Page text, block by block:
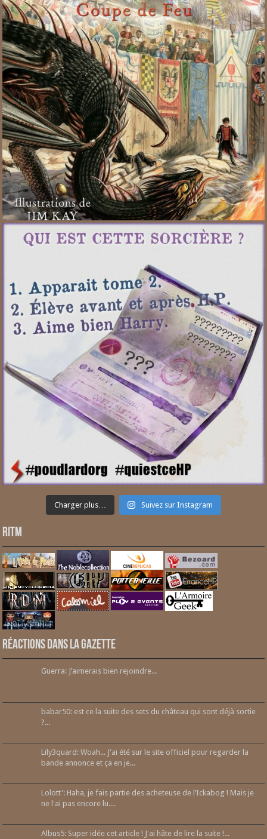
Charger plus… Suivez sur Instagram
RITM
Réactions dans la gazette
Guerra: J’aimerais bien rejoindre...
babar50: est ce la suite des sets du château qui sont déjà sortie
?...
Lily3quard: Woah... J'ai été sur le site officiel pour regarder la
bande annonce et ça en je...
Lolott': Haha, je fais partie des acheteuse de l’Ickabog ! Mais je
ne l'ai pas encore lu....
Albus5: Super idée cet article ! J'ai hâte de lire la suite !...